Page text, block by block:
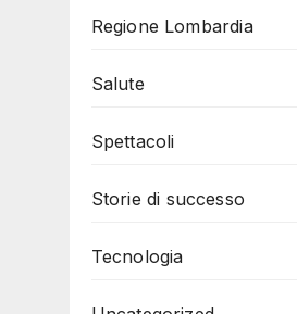
Regione Lombardia
Salute
Spettacoli
Storie di successo
Tecnologia